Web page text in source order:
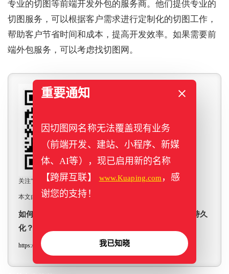
专业的切图等前端开发外包的服务商。他们提供专业的
切图服务，可以根据客户需求进行定制化的切图工作，
帮助客户节省时间和成本，提高开发效率。如果需要前
端外包服务，可以考虑找切图网。
关注“ qietuwang”微信公众号，获取一手干货内容推送
本文由切图网原创，转载请保留版权：
如何在React Native或Flutter中处理本地存储和数据持久
化？
https://www.qietu.com/cn/rGBKr/
重要通知
因切图网名称无法覆盖现有业务
（前端开发、建站、小程序、新媒
体、AI等），现已启用新的名称
【跨屏互联】
www.Kuaping.com ，感
谢您的支持！
我已知晓